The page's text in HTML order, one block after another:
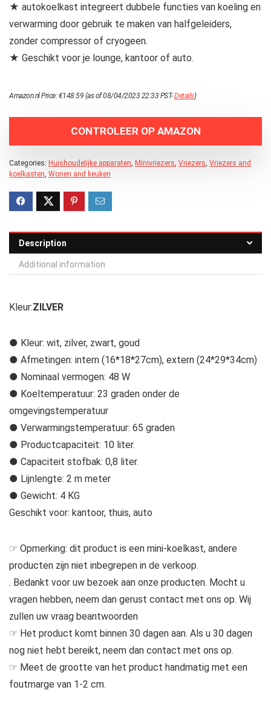
★ autokoelkast integreert dubbele functies van koeling en
verwarming door gebruik te maken van halfgeleiders,
zonder compressor of cryogeen.
★ Geschikt voor je lounge, kantoor of auto.
Amazon.nl Price:€148.59 (as of 08/04/2023 22:33 PST-Details)
CONTROLEER OP AMAZON
Categories: Huishoudelijke apparaten Minivriezers Vriezers Vriezers and
koelkasten Wonen and keuken
Description
Additional information
Kleur:ZILVER
● Kleur: wit, zilver, zwart, goud
● Afmetingen: intern (16*18*27cm), extern (24*29*34cm)
● Nominaal vermogen: 48 W
● Koeltemperatuur: 23 graden onder de
omgevingstemperatuur
● Verwarmingstemperatuur: 65 graden
● Productcapaciteit: 10 liter.
● Capaciteit stofbak: 0,8 liter.
● Lijnlengte: 2 m meter
● Gewicht: 4 KG
Geschikt voor: kantoor, thuis, auto
☞ Opmerking: dit product is een mini-koelkast, andere
producten zijn niet inbegrepen in de verkoop.
. Bedankt voor uw bezoek aan onze producten. Mocht u
vragen hebben, neem dan gerust contact met ons op. Wij
zullen uw vraag beantwoorden
☞ Het product komt binnen 30 dagen aan. Als u 30 dagen
nog niet hebt bereikt, neem dan contact met ons op.
☞ Meet de grootte van het product handmatig met een
foutmarge van 1-2 cm.